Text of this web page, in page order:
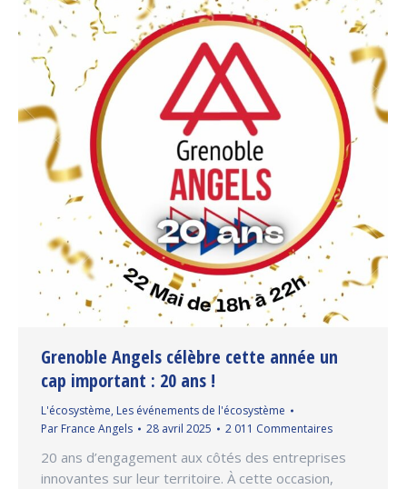
Grenoble Angels célèbre cette année un
cap important : 20 ans !
L'écosystème, Les événements de l'écosystème
Par France Angels 28 avril 2025 2 011 Commentaires
20 ans d’engagement aux côtés des entreprises
innovantes sur leur territoire. À cette occasion,